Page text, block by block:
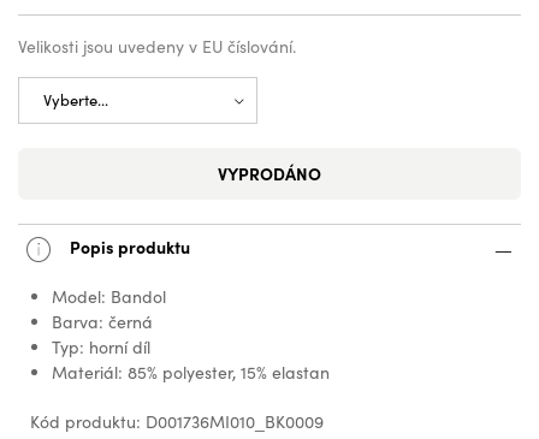
Velikosti jsou uvedeny v EU číslování.
VYPRODÁNO
Popis produktu
Model: Bandol
Barva: černá
Typ: horní díl
Materiál: 85% polyester, 15% elastan
Kód produktu: D001736MI010_BK0009